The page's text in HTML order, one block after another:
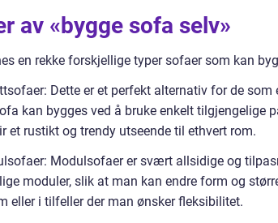
av «bygge sofa selv»
en rekke forskjellige typer sofaer som kan
Dette er et perfekt alternativ for de
kan bygges ved å bruke enkelt tilgjengelige
et rustikt og trendy utseende til ethvert rom.
Modulsofaer er svært allsidige og
moduler, slik at man kan endre form og
eller i tilfeller der man ønsker fleksibilitet.